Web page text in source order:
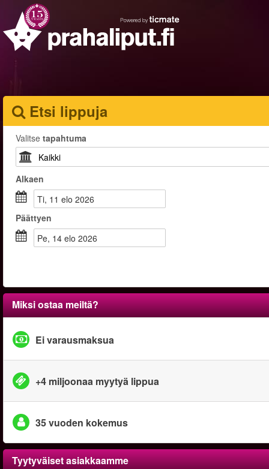
Etsi lippuja
Valitse tapahtuma
Alkaen
ti, 11 elo 2026
Päättyen
pe, 14 elo 2026
Miksi ostaa meiltä?
Ei varausmaksua
+4 miljoonaa myytyä lippua
35 vuoden kokemus
Tyytyväiset asiakkaamme